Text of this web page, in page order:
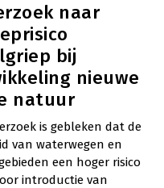
naar
bij
nieuwe
natuur
is gebleken dat de
van waterwegen en
een hoger risico
introductie van